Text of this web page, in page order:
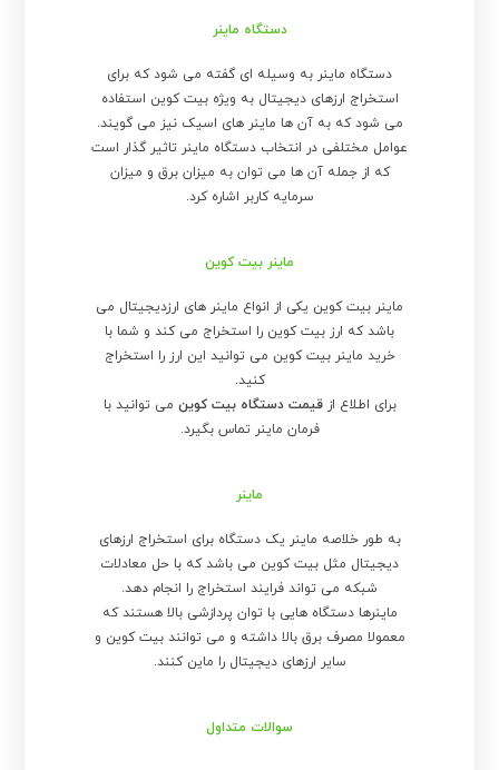
دستگاه ماینر
دستگاه ماینر به وسیله ای گفته می شود که برای
استخراج ارزهای دیجیتال به ویژه بیت کوین استفاده
می شود که به آن ها ماینر های اسیک نیز می گویند.
عوامل مختلفی در انتخاب دستگاه ماینر تاثیر گذار است
که از جمله آن ها می توان به میزان برق و میزان
سرمایه کاربر اشاره کرد.
ماینر بیت کوین
ماینر بیت کوین یکی از انواع ماینر های ارزدیجیتال می
باشد که ارز بیت کوین را استخراج می کند و شما با
خرید ماینر بیت کوین می توانید این ارز را استخراج
کنید.
برای اطلاع ازقیمت دستگاه بیت کوین می توانید با
فرمان ماینر تماس بگیرد.
ماینر
به طور خلاصه ماینر یک دستگاه برای استخراج ارزهای
دیجیتال مثل بیت کوین می باشد که با حل معادلات
شبکه می تواند فرایند استخراج را انجام دهد.
ماینرها دستگاه هایی با توان پردازشی بالا هستند که
معمولا مصرف برق بالا داشته و می توانند بیت کوین و
سایر ارزهای دیجیتال را ماین کنند.
سوالات متداول